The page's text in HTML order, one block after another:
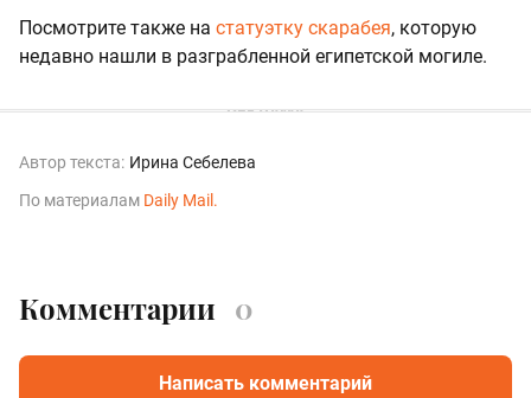
Посмотрите также на статуэтку скарабея, которую
недавно нашли в разграбленной египетской могиле.
Автор текста: Ирина Себелева
По материалам Daily Mail.
Комментарии 0
Написать комментарий